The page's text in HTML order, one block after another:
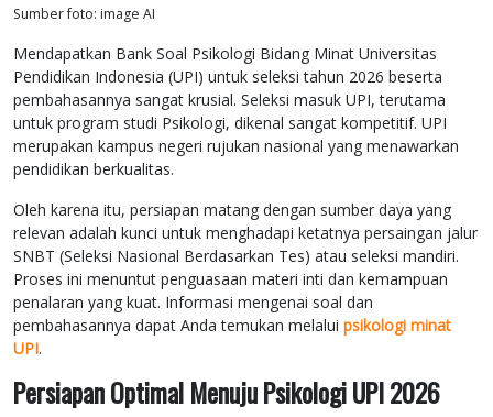
Sumber foto: image AI
Mendapatkan Bank Soal Psikologi Bidang Minat Universitas
Pendidikan Indonesia (UPI) untuk seleksi tahun 2026 beserta
pembahasannya sangat krusial. Seleksi masuk UPI, terutama
untuk program studi Psikologi, dikenal sangat kompetitif. UPI
merupakan kampus negeri rujukan nasional yang menawarkan
pendidikan berkualitas.
Oleh karena itu, persiapan matang dengan sumber daya yang
relevan adalah kunci untuk menghadapi ketatnya persaingan jalur
SNBT (Seleksi Nasional Berdasarkan Tes) atau seleksi mandiri.
Proses ini menuntut penguasaan materi inti dan kemampuan
penalaran yang kuat. Informasi mengenai soal dan
pembahasannya dapat Anda temukan melalui psikologi minat
UPI.
Persiapan Optimal Menuju Psikologi UPI 2026